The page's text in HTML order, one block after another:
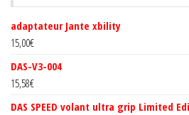
adaptateur Jante xbility
15,00€
DAS-V3-004
15,58€
DAS SPEED volant ultra grip Limited